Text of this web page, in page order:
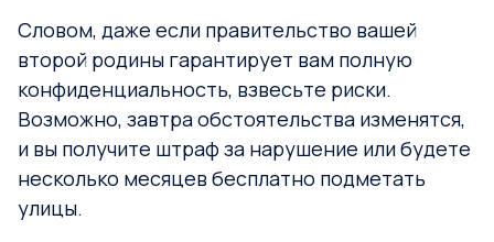
Словом, даже если правительство вашей
второй родины гарантирует вам полную
конфиденциальность, взвесьте риски.
Возможно, завтра обстоятельства изменятся,
и вы получите штраф за нарушение или будете
несколько месяцев бесплатно подметать
улицы.